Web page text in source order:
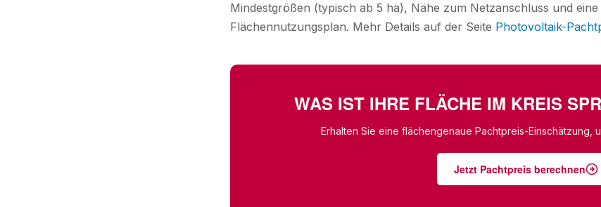
Mindestgrößen (typisch ab 5 ha), Nähe zum Netzanschluss und
Flächennutzungsplan. Mehr Details auf der Seite Photovoltaik-
WAS IST IHRE FLÄCHE IM KREIS
Erhalten Sie eine flächengenaue Pachtpreis-Einschätzung,
Jetzt Pachtpreis berechnen